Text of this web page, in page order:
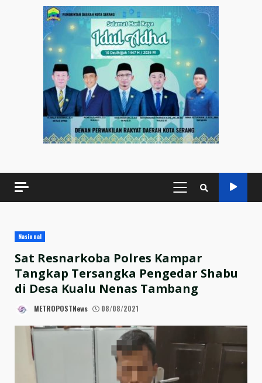
PRIMARY
MENU
Nasional
Sat Resnarkoba Polres Kampar
Tangkap Tersangka Pengedar Shabu
di Desa Kualu Nenas Tambang
METROPOSTNews 08/08/2021